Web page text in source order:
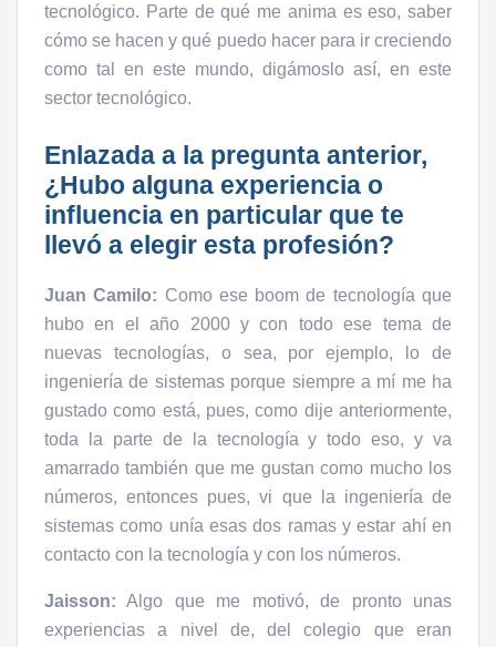
tecnológico. Parte de qué me anima es eso, saber
cómo se hacen y qué puedo hacer para ir creciendo
como tal en este mundo, digámoslo así, en este
sector tecnológico.
Enlazada a la pregunta anterior,
¿Hubo alguna experiencia o
influencia en particular que te
llevó a elegir esta profesión?
Juan Camilo: Como ese boom de tecnología que
hubo en el año 2000 y con todo ese tema de
nuevas tecnologías, o sea, por ejemplo, lo de
ingeniería de sistemas porque siempre a mí me ha
gustado como está, pues, como dije anteriormente,
toda la parte de la tecnología y todo eso, y va
amarrado también que me gustan como mucho los
números, entonces pues, vi que la ingeniería de
sistemas como unía esas dos ramas y estar ahí en
contacto con la tecnología y con los números.
Jaisson: Algo que me motivó, de pronto unas
experiencias a nivel de, del colegio que eran